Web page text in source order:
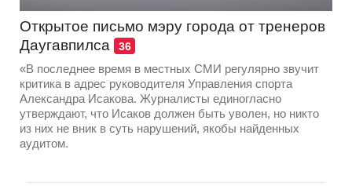
Открытое письмо мэру города от тренеров
Даугавпилса
36
«В последнее время в местных СМИ регулярно звучит
критика в адрес руководителя Управления спорта
Александра Исакова. Журналисты единогласно
утверждают, что Исаков должен быть уволен, но никто
из них не вник в суть нарушений, якобы найденных
аудитом.